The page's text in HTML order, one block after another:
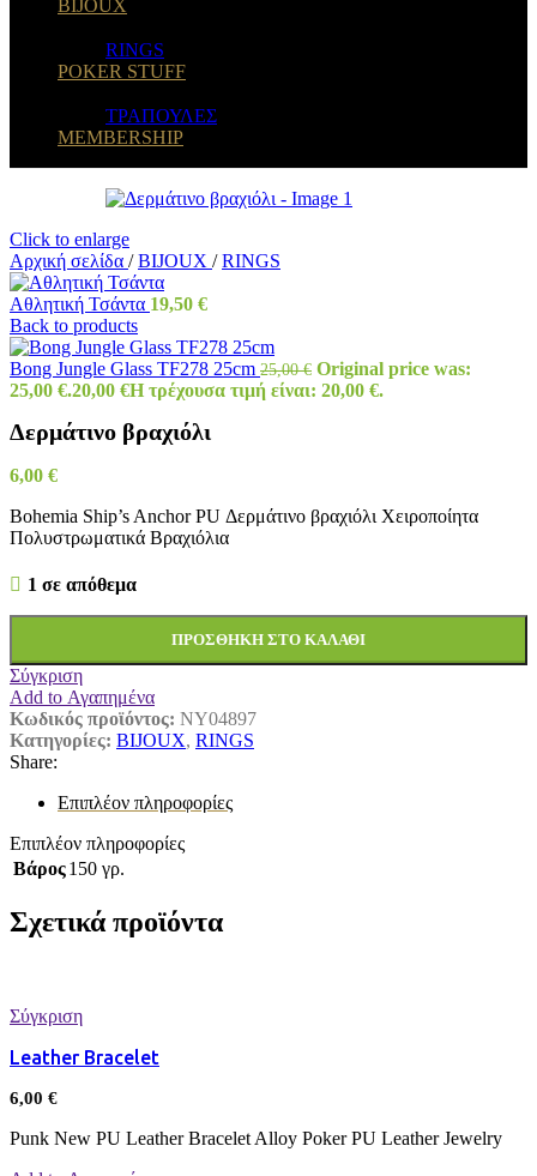
BIJOUX
RINGS
POKER STUFF
ΤΡΑΠΟΥΛΕΣ
MEMBERSHIP
Click to enlarge
Αρχική σελίδα / BIJOUX / RINGS
Αθλητική Τσάντα 19,50 €
Back to products
Bong Jungle Glass TF278 25cm 25,00€ Original price was:
25,00 €.20,00 €Η τρέχουσα τιμή είναι: 20,00 €.
Δερμάτινο βραχιόλι
6,00 €
Bohemia Ship’s Anchor PU Δερμάτινο βραχιόλι Χειροποίητα
Πολυστρωματικά Βραχιόλια
1 σε απόθεμα
ΠΡΟΣΘΉΚΗ ΣΤΟ ΚΑΛΆΘΙ
Σύγκριση
Add to Αγαπημένα
Κωδικός προϊόντος: NY04897
Κατηγορίες: BIJOUX, RINGS
Share:
Επιπλέον πληροφορίες
Επιπλέον πληροφορίες
Βάρος150 γρ.
Σχετικά προϊόντα
Σύγκριση
Leather Bracelet
6,00 €
Punk New PU Leather Bracelet Alloy Poker PU Leather Jewelry